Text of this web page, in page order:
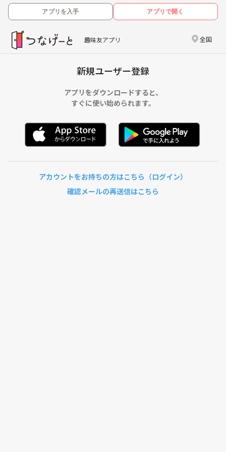
アプリを入手 アプリで開く
趣味友アプリ 全国
新規ユーザー登録
アプリをダウンロードすると、
すぐに使い始められます。
アカウントをお持ちの方はこちら（ログイン）
確認メールの再送信はこちら